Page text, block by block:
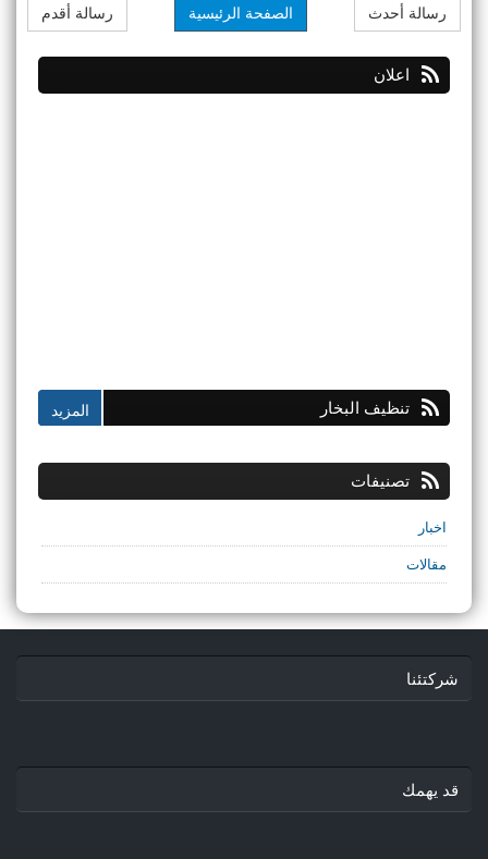
رسالة أحدث رسالة أقدم الصفحة الرئيسية
اعلان
تنظيف البخار
تصنيفات
اخبار
مقالات
شركتئنا
قد يهمك